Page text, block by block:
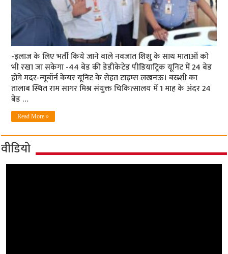
-इलाज के लिए भर्ती किये जाने वाले नवजात शिशु के साथ माताओं को
भी रखा जा सकेगा -44 बेड की डेडीकेटेड पीडियाट्रिक यूनिट में 24 बेड
होंगे मदर-न्यूबॉर्न केयर यूनिट के सेहत टाइम्स लखनऊ। बख्शी का
तालाब स्थित राम सागर मिश्र संयुक्त चिकित्सालय में 1 माह के अंदर 24
बेड …
Read More »
वीडियो